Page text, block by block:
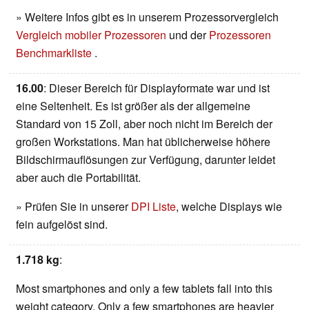
» Weitere Infos gibt es in unserem Prozessorvergleich
Vergleich mobiler Prozessoren und derProzessoren
Benchmarkliste .
16.00: Dieser Bereich für Displayformate war und ist
eine Seltenheit. Es ist größer als der allgemeine
Standard von 15 Zoll, aber noch nicht im Bereich der
großen Workstations. Man hat üblicherweise höhere
Bildschirmauflösungen zur Verfügung, darunter leidet
aber auch die Portabilität.
» Prüfen Sie in unsererDPI Liste, welche Displays wie
fein aufgelöst sind.
1.718 kg:
Most smartphones and only a few tablets fall into this
weight category. Only a few smartphones are heavier